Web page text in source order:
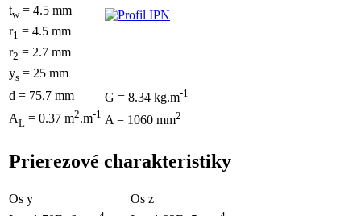
tw= 4.5 mm
r1 = 4.5 mm
r2 = 2.7 mm
ys = 25 mm
d = 75.7 mm
G = 8.34 kg.m-1
AL = 0.37 m2.m-1 A = 1060 mm2
Prierezové charakteristiky
Os y
Os z